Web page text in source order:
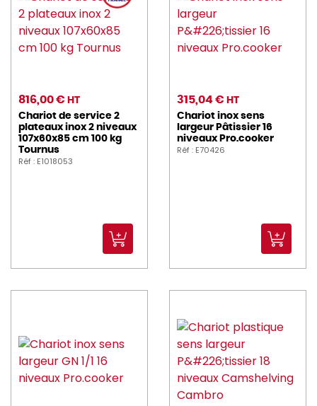
816,00 € HT
Chariot de service 2
plateaux inox 2 niveaux
107x60x85 cm 100 kg
Tournus
Réf : E1018053
315,04 € HT
Chariot inox sens
largeur Pâtissier 16
niveaux Pro.cooker
Réf : E70426